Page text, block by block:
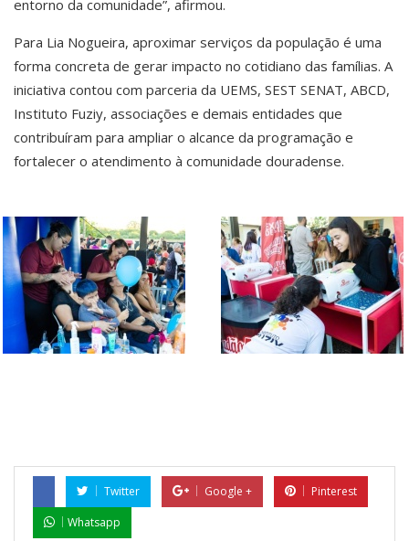
entorno da comunidade”, afirmou.
Para Lia Nogueira, aproximar serviços da população é uma
forma concreta de gerar impacto no cotidiano das famílias. A
iniciativa contou com parceria da UEMS, SEST SENAT, ABCD,
Instituto Fuziy, associações e demais entidades que
contribuíram para ampliar o alcance da programação e
fortalecer o atendimento à comunidade douradense.
Twitter Google +
Pinterest
Whatsapp